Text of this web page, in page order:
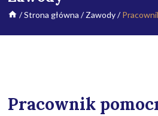
/Strona główna /Zawody/
Pracownik